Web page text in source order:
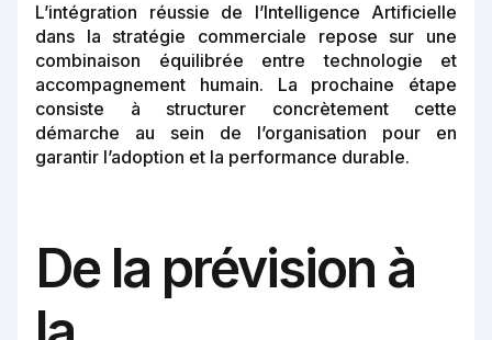
L’intégration réussie de l’Intelligence Artificielle
dans la stratégie commerciale repose sur une
combinaison équilibrée entre technologie et
accompagnement humain. La prochaine étape
consiste à structurer concrètement cette
démarche au sein de l’organisation pour en
garantir l’adoption et la performance durable.
De la prévision à